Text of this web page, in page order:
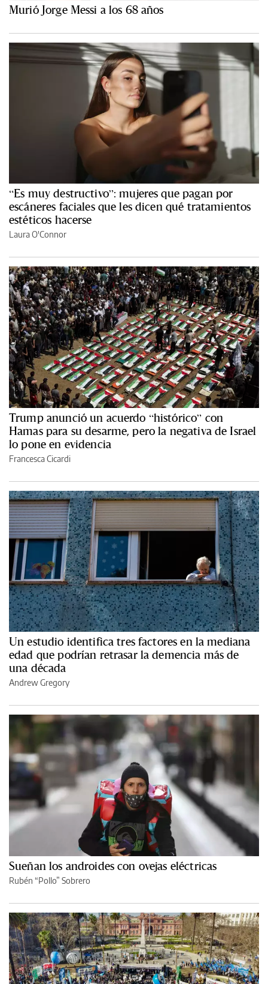
Murió Jorge Messi a los 68 años
“Es muy destructivo”: mujeres que pagan por
escáneres faciales que les dicen qué tratamientos
estéticos hacerse
Laura O'Connor
Trump anunció un acuerdo “histórico” con
Hamas para su desarme, pero la negativa de Israel
lo pone en evidencia
Francesca Cicardi
Un estudio identifica tres factores en la mediana
edad que podrían retrasar la demencia más de
una década
Andrew Gregory
Sueñan los androides con ovejas eléctricas
Rubén “Pollo” Sobrero